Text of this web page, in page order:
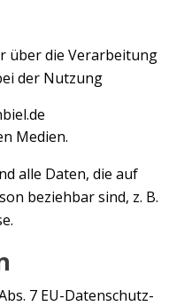
über die Verarbeitung
der Nutzung
Medien.
alle Daten, die auf
beziehbar sind, z. B.
7 EU-Datenschutz-